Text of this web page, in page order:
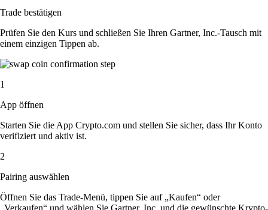
Trade bestätigen
Prüfen Sie den Kurs und schließen Sie Ihren Gartner, Inc.-Tausch mit
einem einzigen Tippen ab.
1
App öffnen
Starten Sie die App Crypto.com und stellen Sie sicher, dass Ihr Konto
verifiziert und aktiv ist.
2
Pairing auswählen
Öffnen Sie das Trade-Menü, tippen Sie auf „Kaufen“ oder
„Verkaufen“ und wählen Sie Gartner, Inc. und die gewünschte Krypto-